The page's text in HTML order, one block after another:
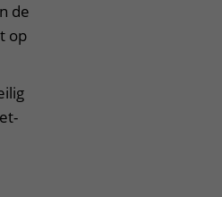
de
op